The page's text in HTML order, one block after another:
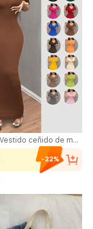
SHEIN SXY Vestido ceñido de manga corta con cuello en V de un solo color para mujer
-22%